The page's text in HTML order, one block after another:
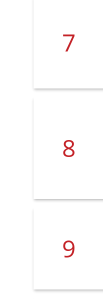
7
8
9